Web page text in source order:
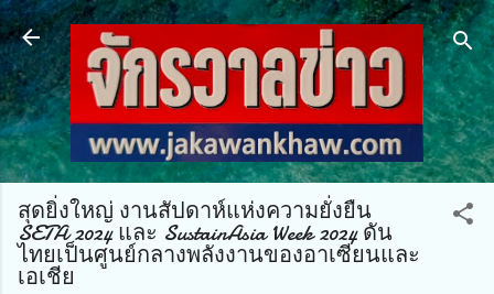
ข้ามไปที่เนื้อหาหลัก
สุดยิ่งใหญ่ งานสัปดาห์แห่งความยั่งยืน
SETA 2024 และ SustainAsia Week 2024 ดัน
ไทยเป็นศูนย์กลางพลังงานของอาเซียนและ
เอเชีย